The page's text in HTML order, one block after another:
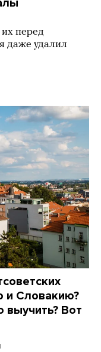
перед
даже удалил
и Словакию?
выучить? Вот